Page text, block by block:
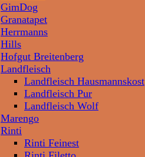
GimDog
Granatapet
Herrmanns
Hills
Hofgut Breitenberg
Landfleisch
Landfleisch Hausmannskost
Landfleisch Pur
Landfleisch Wolf
Marengo
Rinti
Rinti Feinest